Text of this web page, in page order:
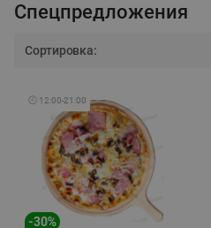
Спецпредложения
Сортировка:
🕘 12:00-21:00
-30%